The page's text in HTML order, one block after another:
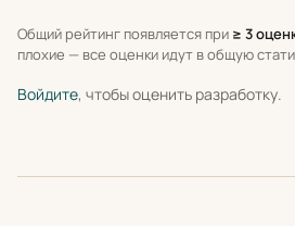
Общий рейтинг появляется при ≥ 3
плохие — все оценки идут в общую
Войдите, чтобы оценить разработку.